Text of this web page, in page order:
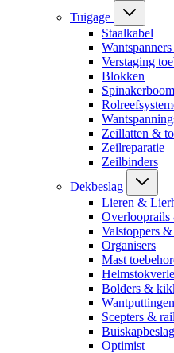
Tuigage
Staalkabel
Verstaging
Blokken
Zeillatten &
Zeilreparatie
Zeilbinders
Dekbeslag
Lieren &
Overlooprails
Valstoppers
Organisers
Mast
Bolders &
Scepters &
Buiskapbeslag
Optimist